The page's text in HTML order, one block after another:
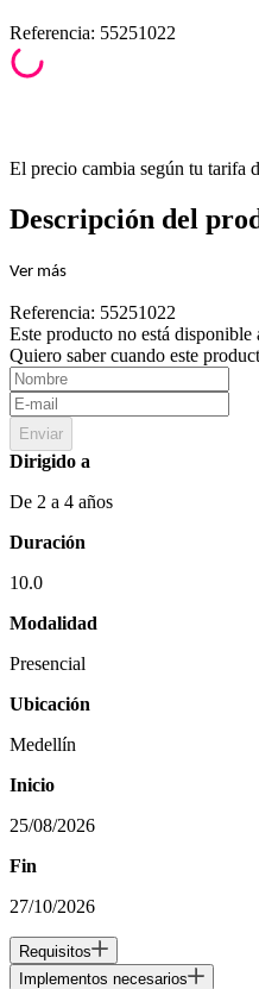
Referencia: 55251022
El precio cambia según tu tarifa
Descripción del
Ver más
Referencia: 55251022
Este producto no está disponible
Quiero saber cuando este
Enviar
Dirigido a
De 2 a 4 años
Duración
10.0
Modalidad
Presencial
Ubicación
Medellín
Inicio
25/08/2026
Fin
27/10/2026
Requisitos
Implementos necesarios